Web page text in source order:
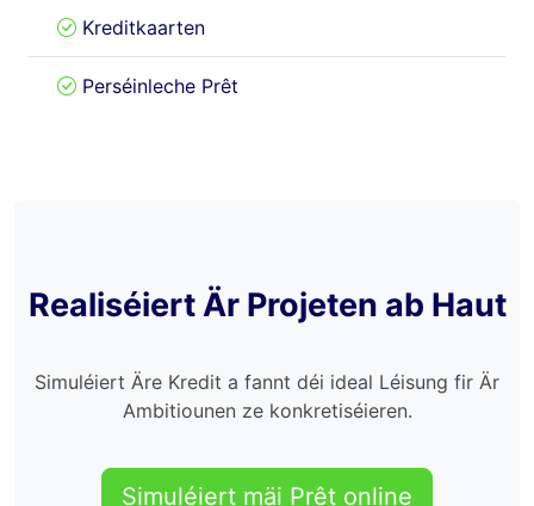
Kreditkaarten
Perséinleche Prêt
Realiséiert Är Projeten ab Haut
Simuléiert Äre Kredit a fannt déi ideal Léisung fir Är
Ambitiounen ze konkretiséieren.
Simuléiert mäi Prêt online